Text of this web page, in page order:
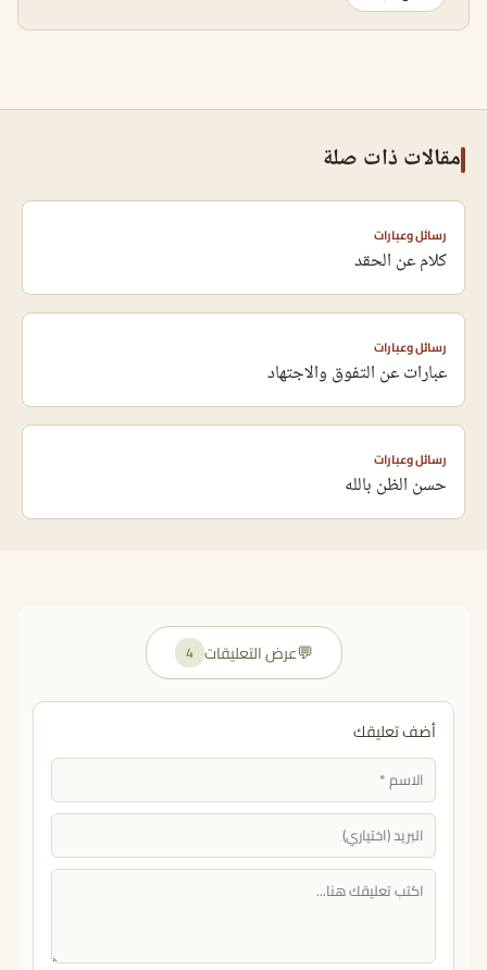
مقالات ذات صلة
رسائل وعبارات
كلام عن الحقد
رسائل وعبارات
عبارات عن التفوق والاجتهاد
رسائل وعبارات
حسن الظن بالله
💬عرض التعليقات 4
أضف تعليقك